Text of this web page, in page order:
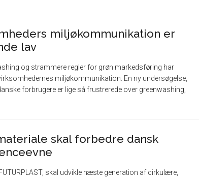
miljøkommunikation er
lav
og strammere regler for grøn markedsføring har
miljøkommunikation. En ny undersøgelse,
forbrugere er lige så frustrerede over greenwashing,
skal forbedre dansk
skal udvikle næste generation af cirkulære,